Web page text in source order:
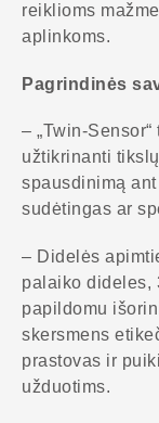
reiklioms
aplinkoms.
Pagrindinės
– „Twin-
užtikrinanti
spausdinimą
sudėtingas ar
– Didelės
palaiko dideles,
papildomu
skersmens
prastovas ir
užduotims.